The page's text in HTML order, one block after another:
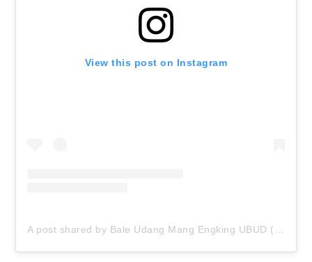
View this post on Instagram